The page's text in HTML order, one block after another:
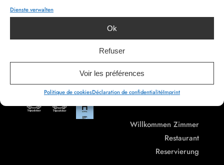
Dienste verwalten
Ok
Refuser
Voir les préférences
Politique de cookiesDéclaration de confidentialitéImprint
info@myhotel.be
+32 80 78 00 00
Abonniere unseren
Newsletter
Willkommen Zimmer
Restaurant
Reservierung